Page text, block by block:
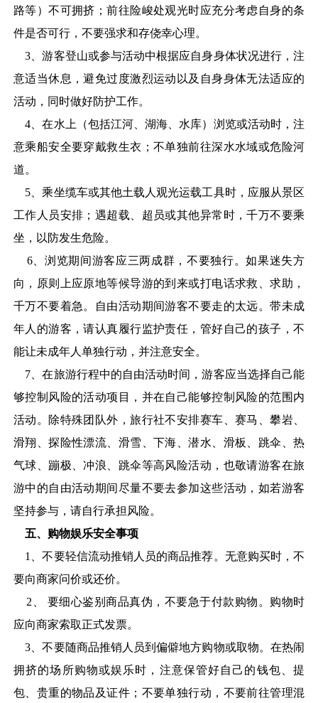
路等）不可拥挤；前往险峻处观光时应充分考虑自身的条
件是否可行，不要强求和存侥幸心理。
3 、游客登山或参与活动中根据应自身身体状况进行，注
意适当休息，避免过度激烈运动以及自身身体无法适应的
活动，同时做好防护工作。
4 、在水上（包括江河、湖海、水库）浏览或活动时，注
意乘船安全要穿戴救生衣；不单独前往深水水域或危险河
道。
5 、乘坐缆车或其他土载人观光运载工具时，应服从景区
工作人员安排；遇超载、超员或其他异常时，千万不要乘
坐，以防发生危险。
6、浏览期间游客应三两成群，不要独行。如果迷失方
向，原则上应原地等候导游的到来或打电话求救、求助，
千万不要着急。自由活动期间游客不要走的太远。带未成
年人的游客，请认真履行监护责任，管好自己的孩子，不
能让未成年人单独行动，并注意安全。
7 、在旅游行程中的自由活动时间，游客应当选择自己能
够控制风险的活动项目，并在自己能够控制风险的范围内
活动。除特殊团队外，旅行社不安排赛车、赛马、攀岩、
滑翔、探险性漂流、滑雪、下海、潜水、滑板、跳伞、热
气球、蹦极、冲浪、跳伞等高风险活动，也敬请游客在旅
游中的自由活动期间尽量不要去参加这些活动，如若游客
坚持参与，请自行承担风险。
五、购物娱乐安全事项
1
、不要轻信流动推销人员的商品推荐。无意购买时，不
要向商家问价或还价。
2 、 要细心鉴别商品真伪，不要急于付款购物。购物时
应向商家索取正式发票。
3 、不要随商品推销人员到偏僻地方购物或取物。在热闹
拥挤的场所购物或娱乐时，注意保管好自己的钱包、提
包、贵重的物品及证件；不要单独行动，不要前往管理混